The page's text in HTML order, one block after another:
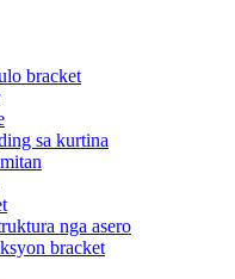
bracket
sa kurtina
nga asero
bracket